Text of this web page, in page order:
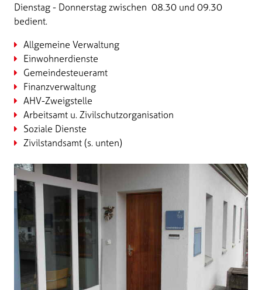
Dienstag - Donnerstag zwischen 08.30 und 09.30
bedient.
Allgemeine Verwaltung
Einwohnerdienste
Gemeindesteueramt
Finanzverwaltung
AHV-Zweigstelle
Arbeitsamt u. Zivilschutzorganisation
Soziale Dienste
Zivilstandsamt (s. unten)